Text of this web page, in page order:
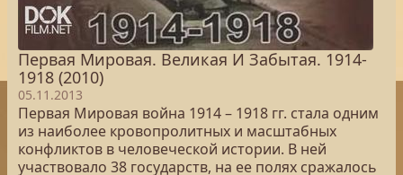
Первая Мировая. Великая И Забытая. 1914-
1918 (2010)
05.11.2013
Первая Мировая война 1914 – 1918 гг. стала одним
из наиболее кровопролитных и масштабных
конфликтов в человеческой истории. В ней
участвовало 38 государств, на ее полях сражалось